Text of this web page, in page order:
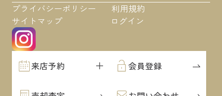
プライバシーポリシー
利用規約
サイトマップ
ログイン
来店予約 会員登録